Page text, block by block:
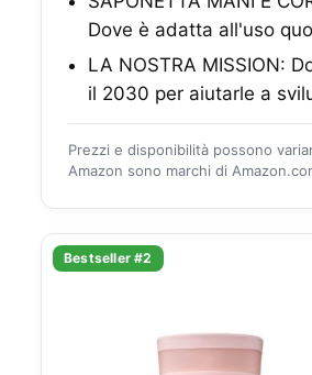
Dove è adatta all'uso
LA NOSTRA MISSION:
il 2030 per aiutarle a
Prezzi e disponibilità possono
Amazon sono marchi di
Bestseller #2